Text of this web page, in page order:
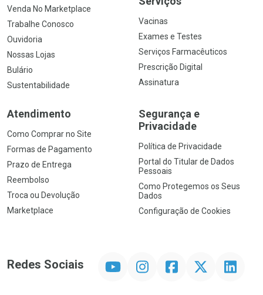
Venda No Marketplace
Trabalhe Conosco
Ouvidoria
Nossas Lojas
Bulário
Sustentabilidade
Vacinas
Exames e Testes
Serviços Farmacêuticos
Prescrição Digital
Assinatura
Atendimento
Como Comprar no Site
Formas de Pagamento
Prazo de Entrega
Reembolso
Troca ou Devolução
Marketplace
Segurança e
Privacidade
Política de Privacidade
Portal do Titular de Dados
Pessoais
Como Protegemos os Seus
Dados
Configuração de Cookies
Redes Sociais InstagramFacebookTwitter Linkedin